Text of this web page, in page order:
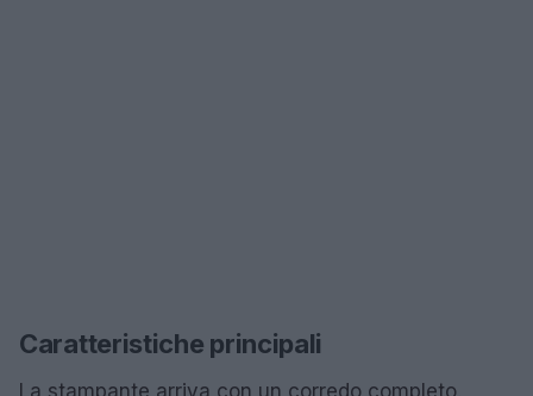
Caratteristiche principali
La stampante arriva con un corredo completo,